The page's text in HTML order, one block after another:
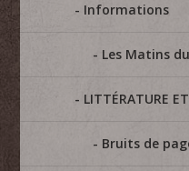
Informations
Les Matins
LITTÉRATURE
Bruits de